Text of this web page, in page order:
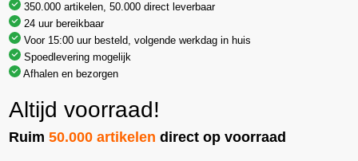
350.000 artikelen, 50.000 direct leverbaar
24 uur bereikbaar
Voor 15:00 uur besteld, volgende werkdag in huis
Spoedlevering mogelijk
Afhalen en bezorgen
Altijd voorraad!
Ruim50.000 artikelen direct op voorraad